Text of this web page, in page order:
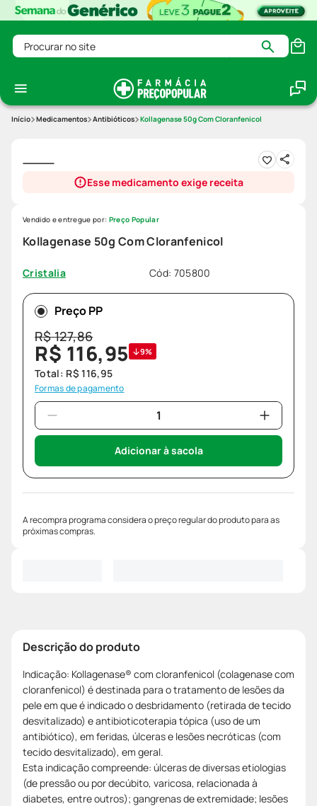
Procurar no site
Medicamentos Antibióticos Kollagenase 50g Com Cloranfenicol
Esse medicamento exige receita
Kollagenase 50g Com Cloranfenicol
Cristalia Cód: 705800
Vendido e entregue por: Preço Popular
Preço PP
R$127,86
R$ 116,95 9%
Total: R$ 116,95
Formas de pagamento
Adicionar à sacola
A recompra programa considera o preço regular do produto para as
próximas compras.
Descrição do produto
Indicação: Kollagenase® com cloranfenicol (colagenase com
cloranfenicol) é destinada para o tratamento de lesões da
pele em que é indicado o desbridamento (retirada de tecido
desvitalizado) e antibioticoterapia tópica (uso de um
antibiótico), em feridas, úlceras e lesões necróticas (com
tecido desvitalizado), em geral.
Esta indicação compreende: úlceras de diversas etiologias
(de pressão ou por decúbito, varicosa, relacionada à
diabetes, entre outros); gangrenas de extremidade; lesões